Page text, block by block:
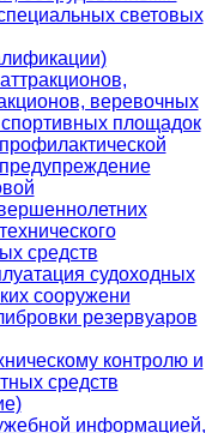
световых
веревочных
площадок
средств
судоходных
сооружени
резервуаров
контролю и
средств
информацией,